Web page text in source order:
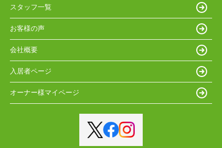
スタッフ一覧
お客様の声
会社概要
入居者ページ
オーナー様マイページ